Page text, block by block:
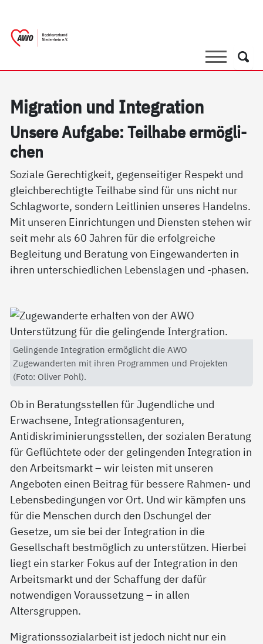
SucheSuche
Mi­g­ra­ti­on und In­te­g­ra­ti­on
Un­se­re Auf­ga­be: Teil­ha­be er­mög­li­
chen
Soziale Gerechtigkeit, gegenseitiger Respekt und
gleichberechtigte Teilhabe sind für uns nicht nur
Schlagworte, sondern Leitlinien unseres Handelns.
Mit unseren Einrichtungen und Diensten stehen wir
seit mehr als 60 Jahren für die erfolgreiche
Begleitung und Beratung von Eingewanderten in
ihren unterschiedlichen Lebenslagen und -phasen.
Gelingende Integration ermöglicht die AWO
Zugewanderten mit ihren Programmen und Projekten
(Foto: Oliver Pohl).
Ob in Beratungsstellen für Jugendliche und
Erwachsene, Integrationsagenturen,
Antidiskriminierungsstellen, der sozialen Beratung
für Geflüchtete oder der gelingenden Integration in
den Arbeitsmarkt – wir leisten mit unseren
Angeboten einen Beitrag für bessere Rahmen- und
Lebensbedingungen vor Ort. Und wir kämpfen uns
für die Menschen durch den Dschungel der
Gesetze, um sie bei der Integration in die
Gesellschaft bestmöglich zu unterstützen. Hierbei
liegt ein starker Fokus auf der Integration in den
Arbeitsmarkt und der Schaffung der dafür
notwendigen Voraussetzung – in allen
Altersgruppen.
Migrationssozialarbeit ist jedoch nicht nur ein